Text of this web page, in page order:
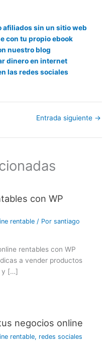
afiliados sin un sitio web
con tu propio ebook
nuestro blog
dinero en internet
las redes sociales
Entrada siguiente →
con WP
rentable / Porsantiago
rentables con WP
a vender productos
y […]
negocios online
rentable, redes sociales